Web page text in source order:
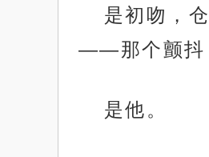
是初吻，
——那个颤抖
是他。